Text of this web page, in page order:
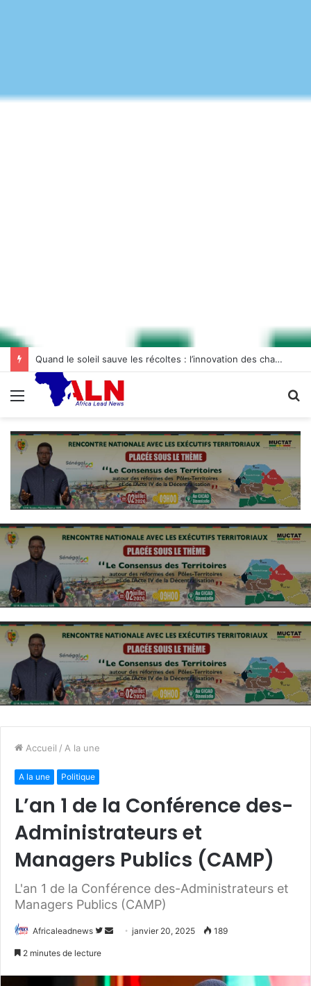
Quand le soleil sauve les récoltes : l’innovation des chambres froides solaires à Diogo
Menu
Accueil / A la une
A la une Politique
L’an 1 de la Conférence des-
Administrateurs et
Managers Publics (CAMP)
L'an 1 de la Conférence des-Administrateurs et
Managers Publics (CAMP)
Africaleadnews
S
janvier 20, 2025 189
2 minutes de lecture